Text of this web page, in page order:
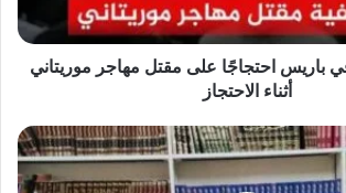
باريس احتجاجًا على مقتل مهاجر موريتاني
أثناء الاحتجاز